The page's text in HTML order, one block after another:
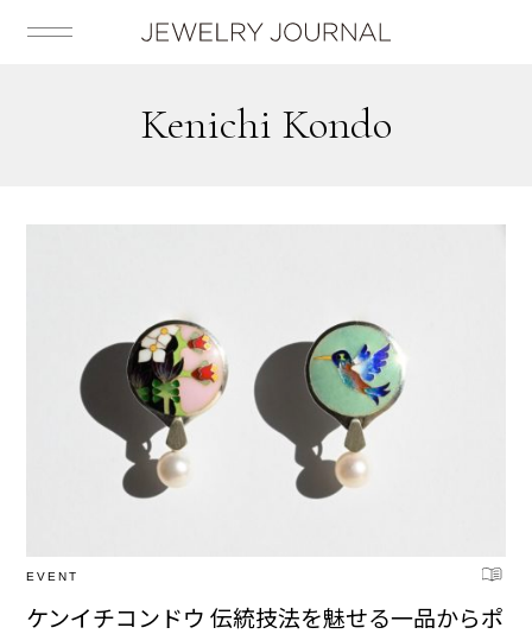
Kenichi Kondo
EVENT
ケンイチコンドウ 伝統技法を魅せる一品からポ